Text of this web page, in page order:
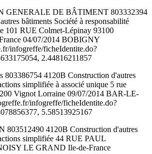
GENERALE DE BÂTIMENT 803332394
bâtiments Société à responsabilité
101 RUE Colmet-Lépinay 93100
04/07/2014 BOBIGNY
infogreffe/ficheIdentite.do?
2.44816211857
803386754 4120B Construction d'autres
simplifiée à associé unique 5 rue
Vignot Lorraine 09/07/2014 BAR-LE-
infogreffe/ficheIdentite.do?
5.58513925167
803512490 4120B Construction d'autres
simplifiée 44 RUE PAUL
LE GRAND Ile-de-France